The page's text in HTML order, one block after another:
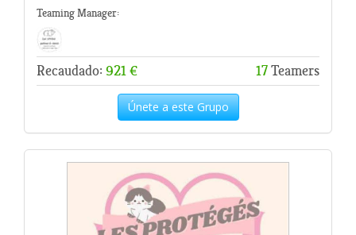
Teaming Manager:
Recaudado: 921 € 17Teamers
Únete a este Grupo